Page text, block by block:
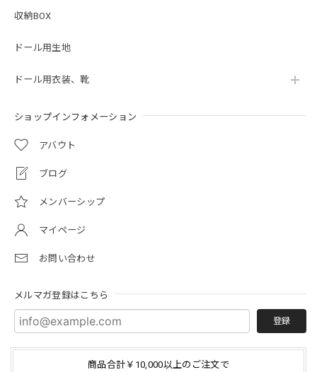
収納BOX
ドール用生地
ドール用衣装、靴
ショップインフォメーション
アバウト
ブログ
メンバーシップ
マイページ
お問い合わせ
メルマガ登録はこちら
登録
商品合計￥10,000以上のご注文で